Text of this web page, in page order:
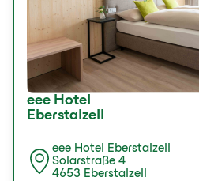
eee Hotel
Eberstalzell
eee Hotel Eberstalzell
Solarstraße 4
4653 Eberstalzell